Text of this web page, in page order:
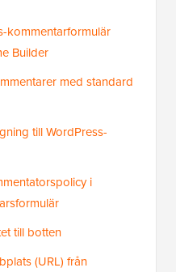
kommentarformulär
Builder
med standard
till WordPress-
i
till botten
(URL) från